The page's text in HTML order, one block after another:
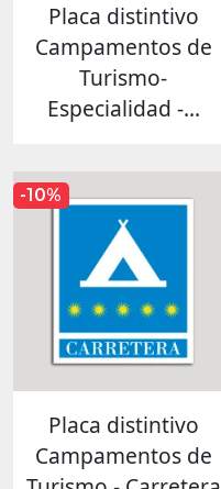
Placa distintivo
Campamentos de
Turismo-
Especialidad -...
Placa distintivo
Campamentos de
-10%